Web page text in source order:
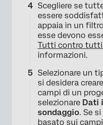
Scegliere se
essere
appaia in un
esse devono
Tutti contro
informazioni.
Selezionare un
si desidera
campi di un
selezionare Dati
sondaggio. Se
basato sui